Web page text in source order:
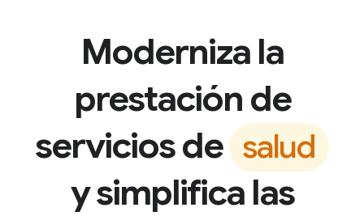
Moderniza la
prestación de
servicios de salud
y simplifica las